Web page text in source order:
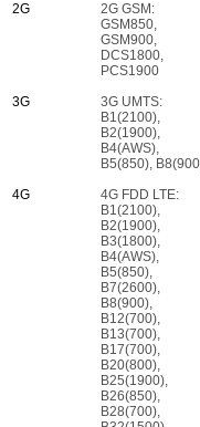
2G
2G GSM:
GSM850,
GSM900,
DCS1800,
PCS1900
3G
3G UMTS:
B1(2100),
B2(1900),
B4(AWS),
B5(850),
4G
4G FDD LTE:
B1(2100),
B2(1900),
B3(1800),
B4(AWS),
B5(850),
B7(2600),
B8(900),
B12(700),
B13(700),
B17(700),
B20(800),
B25(1900),
B26(850),
B28(700),